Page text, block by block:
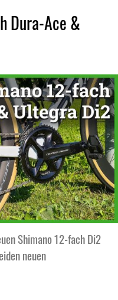
Dura-Ace &
Shimano 12-fach Di2
neuen